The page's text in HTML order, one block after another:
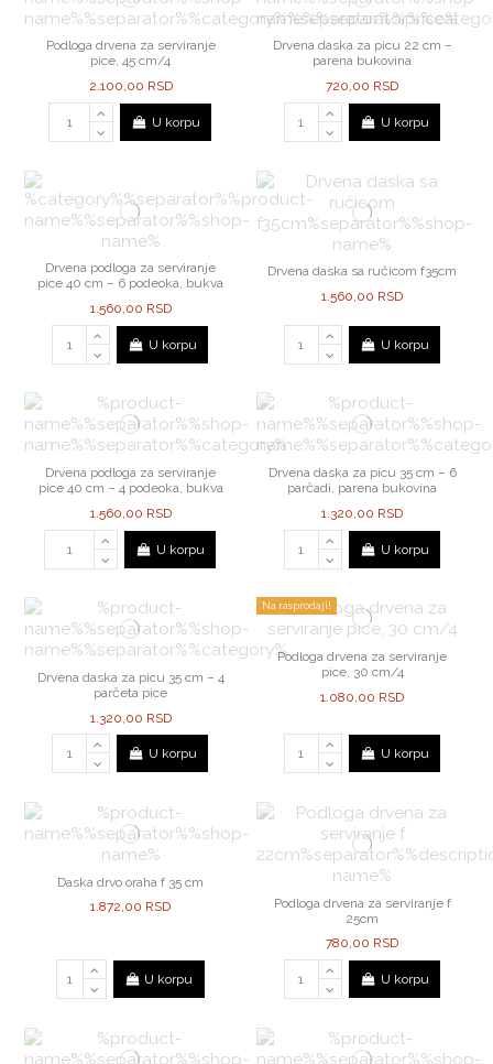
Podloga drvena za serviranje
pice, 45 cm/4
2.100,00 RSD
U korpu
Drvena daska za picu 22 cm –
parena bukovina
720,00 RSD
U korpu
Drvena podloga za serviranje
pice 40 cm – 6 podeoka, bukva
1.560,00 RSD
U korpu
Drvena daska sa ručicom f35cm
1.560,00 RSD
U korpu
Drvena podloga za serviranje
pice 40 cm – 4 podeoka, bukva
1.560,00 RSD
U korpu
Drvena daska za picu 35 cm – 6
parčadi, parena bukovina
1.320,00 RSD
U korpu
Drvena daska za picu 35 cm – 4
parčeta pice
1.320,00 RSD
U korpu
Na rasprodaji!
Podloga drvena za serviranje
pice, 30 cm/4
1.080,00 RSD
U korpu
Daska drvo oraha f 35 cm
1.872,00 RSD
U korpu
Podloga drvena za serviranje f
25cm
780,00 RSD
U korpu